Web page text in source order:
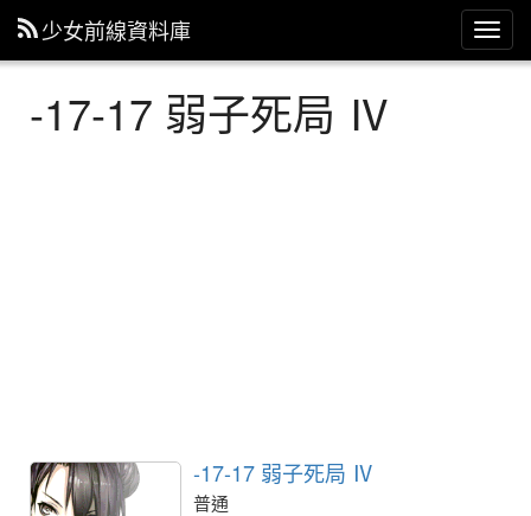
主
選
少女前線資料庫
-17-17 弱子死局 Ⅳ
-17-17 弱子死局 Ⅳ
普通